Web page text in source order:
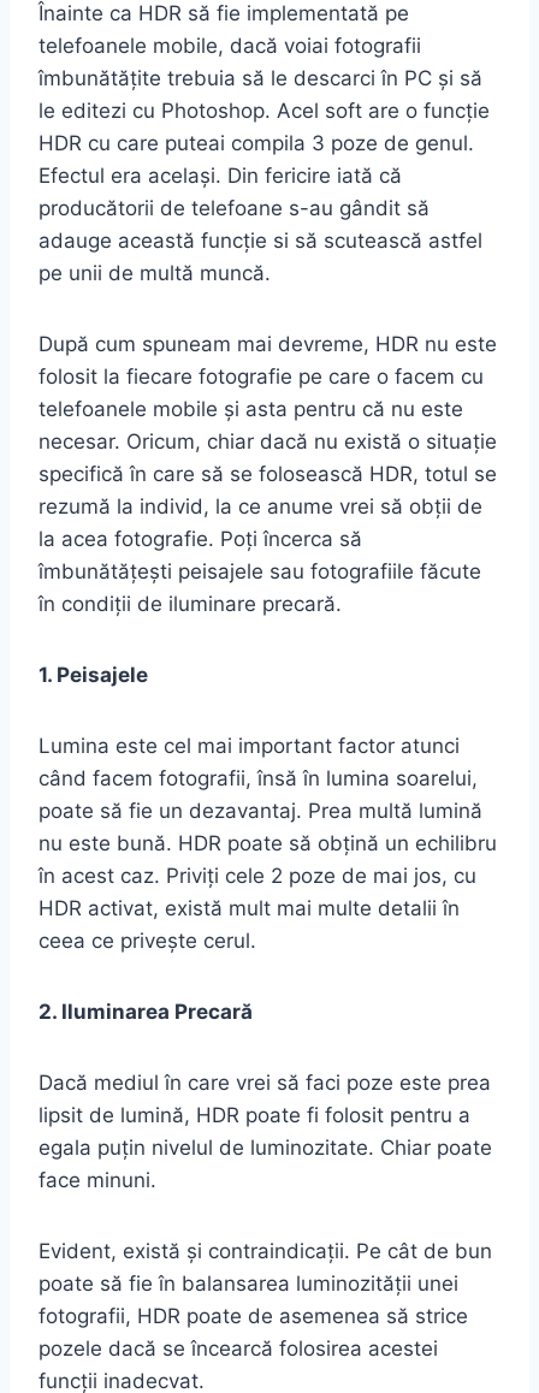
Înainte ca HDR să fie implementată pe
telefoanele mobile, dacă voiai fotografii
îmbunătățite trebuia să le descarci în PC și să
le editezi cu Photoshop. Acel soft are o funcție
HDR cu care puteai compila 3 poze de genul.
Efectul era același. Din fericire iată că
producătorii de telefoane s-au gândit să
adauge această funcție si să scutească astfel
pe unii de multă muncă.
După cum spuneam mai devreme, HDR nu este
folosit la fiecare fotografie pe care o facem cu
telefoanele mobile și asta pentru că nu este
necesar. Oricum, chiar dacă nu există o situație
specifică în care să se folosească HDR, totul se
rezumă la individ, la ce anume vrei să obții de
la acea fotografie. Poți încerca să
îmbunătățești peisajele sau fotografiile făcute
în condiții de iluminare precară.
1. Peisajele
Lumina este cel mai important factor atunci
când facem fotografii, însă în lumina soarelui,
poate să fie un dezavantaj. Prea multă lumină
nu este bună. HDR poate să obțină un echilibru
în acest caz. Priviți cele 2 poze de mai jos, cu
HDR activat, există mult mai multe detalii în
ceea ce privește cerul.
2. Iluminarea Precară
Dacă mediul în care vrei să faci poze este prea
lipsit de lumină, HDR poate fi folosit pentru a
egala puțin nivelul de luminozitate. Chiar poate
face minuni.
Evident, există și contraindicații. Pe cât de bun
poate să fie în balansarea luminozității unei
fotografii, HDR poate de asemenea să strice
pozele dacă se încearcă folosirea acestei
funcții inadecvat.